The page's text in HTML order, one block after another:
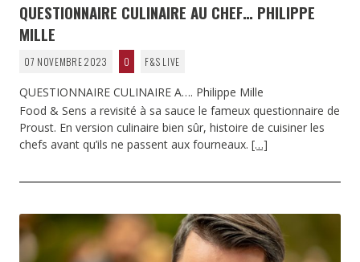
QUESTIONNAIRE CULINAIRE AU CHEF… PHILIPPE
MILLE
07 NOVEMBRE 2023 0 F&S LIVE
QUESTIONNAIRE CULINAIRE A…. Philippe Mille
Food & Sens a revisité à sa sauce le fameux questionnaire de
Proust. En version culinaire bien sûr, histoire de cuisiner les
chefs avant qu’ils ne passent aux fourneaux. […]